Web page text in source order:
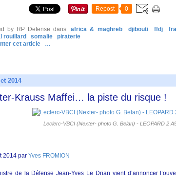
Repost 0
by RP Defense dans africa & maghreb djibouti ffdj
rouillard
somalie
piraterie
cet article
…
2014
Krauss Maffei… la piste du risque !
Leclerc-VBCI (Nexter- photo G. Belan) - LEOPARD 2
2014 par Yves FROMION
de la Défense Jean-Yves Le Drian vient d’annoncer